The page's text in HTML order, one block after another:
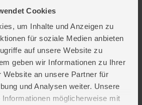
Cookies
um Inhalte und Anzeigen zu
für soziale Medien anbieten
auf unsere Website zu
geben wir Informationen zu Ihrer
Website an unsere Partner für
und Analysen weiter. Unsere
möglicherweise mit
grau
ab 6 Monate